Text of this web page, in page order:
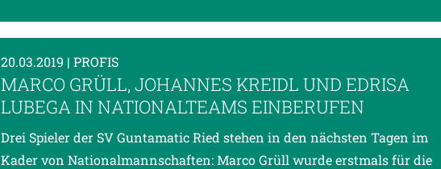
20.03.2019 | PROFIS
MARCO GRÜLL, JOHANNES KREIDL UND EDRISA
LUBEGA IN NATIONALTEAMS EINBERUFEN
Drei Spieler der SV Guntamatic Ried stehen in den nächsten Tagen im
Kader von Nationalmannschaften: Marco Grüll wurde erstmals für die